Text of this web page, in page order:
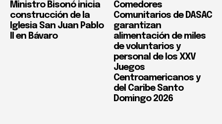
Ministro Bisonó inicia
construcción de la
Iglesia San Juan Pablo
II en Bávaro
Comedores
Comunitarios de DASAC
garantizan
alimentación de miles
de voluntarios y
personal de los XXV
Juegos
Centroamericanos y
del Caribe Santo
Domingo 2026